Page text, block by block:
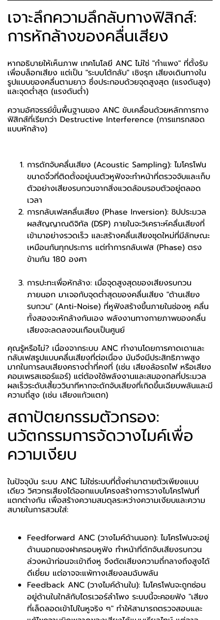
เจาะลึกความลึกลับทางฟิสิกส์:
การหักล้างของคลื่นเสียง
หากอธิบายให้เห็นภาพ เทคโนโลยี ANC ไม่ใช่ "กำแพง" ที่ตั้งรับ
เพื่อบล็อกเสียง แต่เป็น "ระบบโต้กลับ" เชิงรุก เสียงเดินทางใน
รูปแบบของคลื่นตามยาว ซึ่งประกอบด้วยจุดสูงสุด (แรงดันสูง)
และจุดต่ำสุด (แรงดันต่ำ)
ความอัศจรรย์ขั้นพื้นฐานของ ANC ขับเคลื่อนด้วยหลักการทาง
ฟิสิกส์ที่เรียกว่า Destructive Interference (การแทรกสอด
แบบหักล้าง)
การดักจับคลื่นเสียง (Acoustic Sampling): ไมโครโฟน
ขนาดจิ๋วที่ติดตั้งอยู่บนตัวหูฟังจะทำหน้าที่ตรวจจับและเก็บ
ตัวอย่างเสียงรบกวนจากสิ่งแวดล้อมรอบตัวอยู่ตลอด
เวลา
การกลับเฟสคลื่นเสียง (Phase Inversion): ชิปประมวล
ผลสัญญาณดิจิทัล (DSP) ภายในจะวิเคราะห์คลื่นเสียงที่
เข้ามาอย่างรวดเร็ว และสร้างคลื่นเสียงชุดใหม่ที่มีลักษณะ
เหมือนกันทุกประการ แต่ทำการกลับเฟส (Phase) ตรง
ข้ามกัน 180 องศา
การปะทะเพื่อหักล้าง: เมื่อจุดสูงสุดของเสียงรบกวน
ภายนอก มาเจอกับจุดต่ำสุดของคลื่นเสียง "ต้านเสียง
รบกวน" (Anti-Noise) ที่หูฟังสร้างขึ้นภายในช่องหู คลื่น
ทั้งสองจะหักล้างกันเอง พลังงานทางกายภาพของคลื่น
เสียงจะลดลงจนเกือบเป็นศูนย์
คุณรู้หรือไม่? เนื่องจากระบบ ANC ทำงานโดยการคาดเดาและ
กลับเฟสรูปแบบคลื่นเสียงที่ต่อเนื่อง มันจึงมีประสิทธิภาพสูง
มากในการลบเสียงครางต่ำที่คงที่ (เช่น เสียงล้อรถไฟ หรือเสียง
คอมเพรสเซอร์แอร์) แต่ต้องใช้พลังงานและสมองกลที่ประมวล
ผลเร็วระดับเสี้ยววินาทีหากจะดักจับเสียงที่เกิดขึ้นเฉียบพลันและมี
ความถี่สูง (เช่น เสียงแก้วแตก)
สถาปัตยกรรมตัวกรอง:
นวัตกรรมการจัดวางไมค์เพื่อ
ความเงียบ
ในปัจจุบัน ระบบ ANC ไม่ใช่ระบบที่ตั้งค่ามาตายตัวเพียงแบบ
เดียว วิศวกรเสียงได้ออกแบบโครงสร้างการวางไมโครโฟนที่
แตกต่างกัน เพื่อสร้างความสมดุลระหว่างความเงียบและความ
สบายในการสวมใส่:
Feedforward ANC (วางไมค์ด้านนอก): ไมโครโฟนจะอยู่
ด้านนอกของฝาครอบหูฟัง ทำหน้าที่ดักจับเสียงรบกวน
ล่วงหน้าก่อนจะเข้าถึงหู จึงตัดเสียงความถี่กลางถึงสูงได้
ดีเยี่ยม แต่อาจจะแพ้ทางเสียงลมฉับพลัน
Feedback ANC (วางไมค์ด้านใน): ไมโครโฟนจะถูกซ่อน
อยู่ด้านในใกล้กับไดรเวอร์ลำโพง ระบบนี้จะคอยฟัง "เสียง
ที่เล็ดลอดเข้าไปในหูจริง ๆ" ทำให้สามารถตรวจสอบและ